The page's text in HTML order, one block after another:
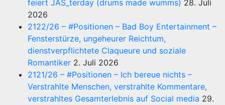
feiert JAS_terday (drums made wumms) 28. Juli
2026
2122/26 – #Positionen – Bad Boy Entertainment –
Fensterstürze, ungeheurer Reichtum,
dienstverpflichtete Claqueure und soziale
Romantiker 2. Juli 2026
2121/26 – #Positionen – Ich bereue nichts –
Verstrahlte Menschen, verstrahlte Kommentare,
verstrahltes Gesamterlebnis auf Social media 29.